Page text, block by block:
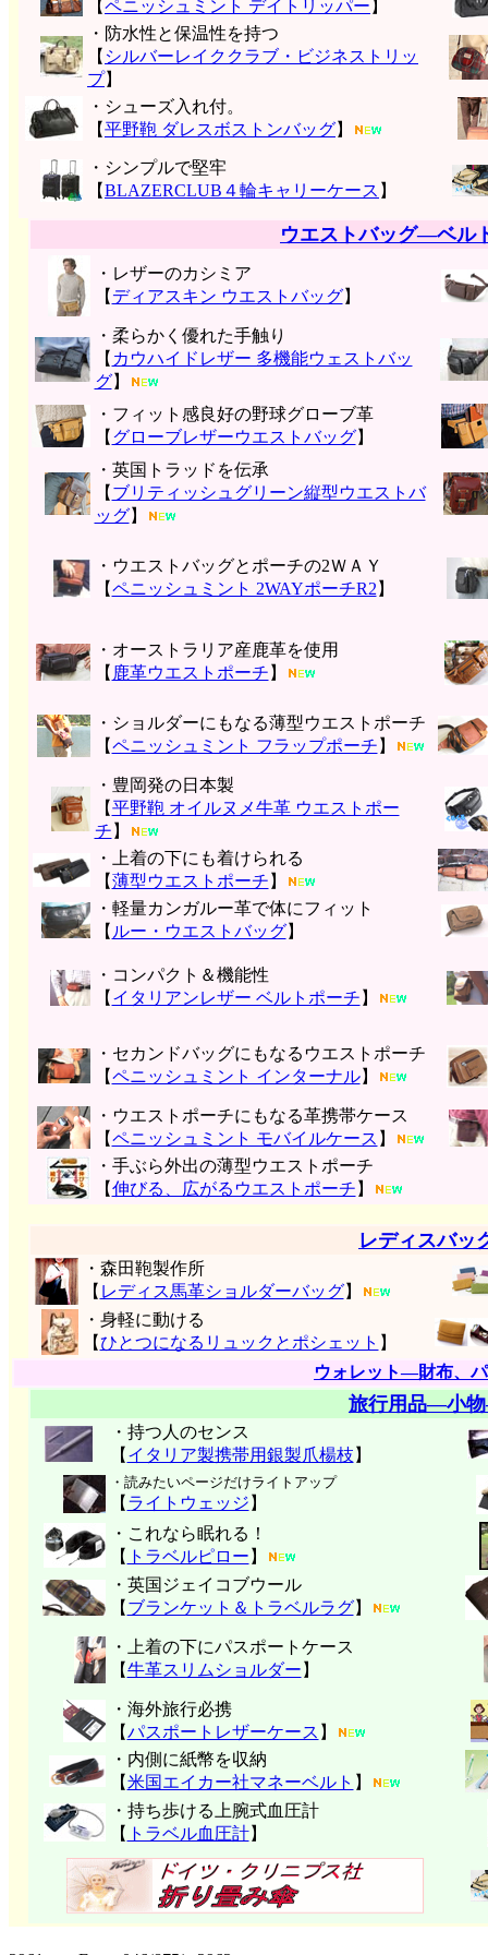
【ペニッシュミント デイトリッパー 】
・防水性と保温性を持つ
【 シルバーレイククラブ・ビジネストリッ
プ】
・シューズ入れ付。
【平野鞄 ダレスボストンバッグ】
・シンプルで堅牢
【BLAZERCLUB４輪キャリーケース 】
ウエストバッグ―ベル
・レザーのカシミア
【 ディアスキン ウエストバッグ】
・柔らかく優れた手触り
【 カウハイドレザー 多機能ウェストバッ
グ】
・フィット感良好の野球グローブ革
【 グローブレザーウエストバッグ】
・英国トラッドを伝承
【 ブリティッシュグリーン縦型ウエストバ
ッグ】
・ウエストバッグとポーチの2ＷＡＹ
【ペニッシュミント 2WAYポーチR2 】
・オーストラリア産鹿革を使用
【 鹿革ウエストポーチ 】
・ショルダーにもなる薄型ウエストポーチ
【ペニッシュミント フラップポーチ 】
・豊岡発の日本製
【平野鞄 オイルヌメ牛革 ウエストポー
チ 】
・上着の下にも着けられる
【薄型ウエストポーチ 】
・軽量カンガルー革で体にフィット
【 ルー・ウエストバッグ】
・コンパクト＆機能性
【 イタリアンレザー ベルトポーチ 】
・セカンドバッグにもなるウエストポーチ
【ペニッシュミント インターナル】
・ウエストポーチにもなる革携帯ケース
【ペニッシュミント モバイルケース 】
・手ぶら外出の薄型ウエストポーチ
【伸びる、広がるウエストポーチ 】
レディスバッ
・森田鞄製作所
【 レディス馬革ショルダーバッグ】
・身軽に動ける
【ひとつになるリュックとポシェット 】
ウォレット―財布、
旅行用品―小
・持つ人のセンス
【 イタリア製携帯用銀製爪楊枝 】
・読みたいページだけライトアップ
【 ライトウェッジ 】
・これなら眠れる！
【 トラベルピロー 】
・英国ジェイコブウール
【 ブランケット＆トラベルラグ】
・上着の下にパスポートケース
【牛革スリムショルダー 】
・海外旅行必携
【パスポートレザーケース 】
・内側に紙幣を収納
【米国エイカー社マネーベルト 】
・持ち歩ける上腕式血圧計
【 トラベル血圧計】